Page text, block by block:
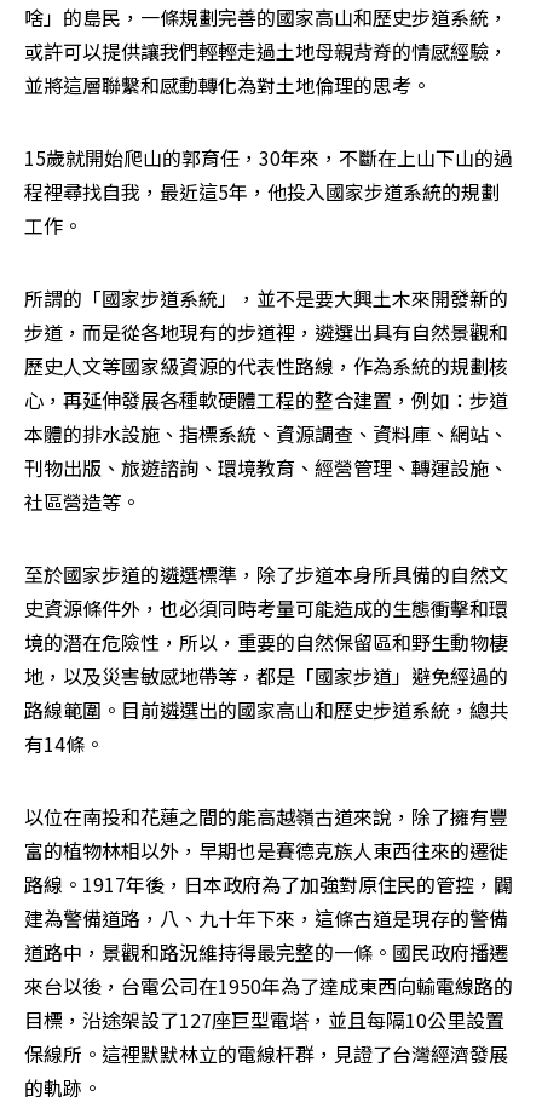
啥」的島民，一條規劃完善的國家高山和歷史步道系統，
或許可以提供讓我們輕輕走過土地母親背脊的情感經驗，
並將這層聯繫和感動轉化為對土地倫理的思考。
15歲就開始爬山的郭育任，30年來，不斷在上山下山的過
程裡尋找自我，最近這5年，他投入國家步道系統的規劃
工作。
所謂的「國家步道系統」，並不是要大興土木來開發新的
步道，而是從各地現有的步道裡，遴選出具有自然景觀和
歷史人文等國家級資源的代表性路線，作為系統的規劃核
心，再延伸發展各種軟硬體工程的整合建置，例如：步道
本體的排水設施、指標系統、資源調查、資料庫、網站、
刊物出版、旅遊諮詢、環境教育、經營管理、轉運設施、
社區營造等。
至於國家步道的遴選標準，除了步道本身所具備的自然文
史資源條件外，也必須同時考量可能造成的生態衝擊和環
境的潛在危險性，所以，重要的自然保留區和野生動物棲
地，以及災害敏感地帶等，都是「國家步道」避免經過的
路線範圍。目前遴選出的國家高山和歷史步道系統，總共
有14條。
以位在南投和花蓮之間的能高越嶺古道來說，除了擁有豐
富的植物林相以外，早期也是賽德克族人東西往來的遷徙
路線。1917年後，日本政府為了加強對原住民的管控，闢
建為警備道路，八、九十年下來，這條古道是現存的警備
道路中，景觀和路況維持得最完整的一條。國民政府播遷
來台以後，台電公司在1950年為了達成東西向輸電線路的
目標，沿途架設了127座巨型電塔，並且每隔10公里設置
保線所。這裡默默林立的電線杆群，見證了台灣經濟發展
的軌跡。